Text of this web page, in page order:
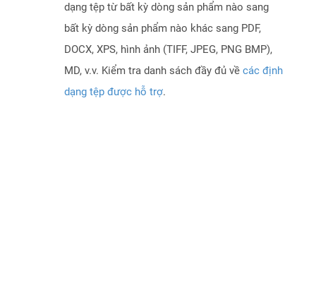
dạng tệp từ bất kỳ dòng sản phẩm nào sang
bất kỳ dòng sản phẩm nào khác sang PDF,
DOCX, XPS, hình ảnh (TIFF, JPEG, PNG BMP),
MD, v.v. Kiểm tra danh sách đầy đủ về các định
dạng tệp được hỗ trợ.